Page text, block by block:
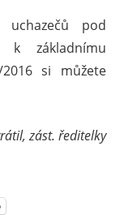
uchazečů pod
k základnímu
si můžete
zást. ředitelky